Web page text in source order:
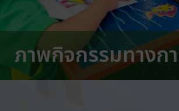
ภาพกิจกรรมทางก